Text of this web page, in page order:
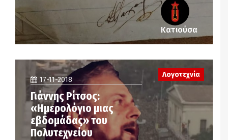
Κατιούσα
17-11-2018
Γιάννης Ρίτσος:
«Ημερολόγιο μιας
εβδομάδας» του
Πολυτεχνείου
Λογοτεχνία